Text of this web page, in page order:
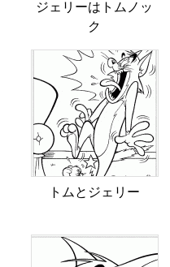
ジェリーはトムノッ
ク
トムとジェリー